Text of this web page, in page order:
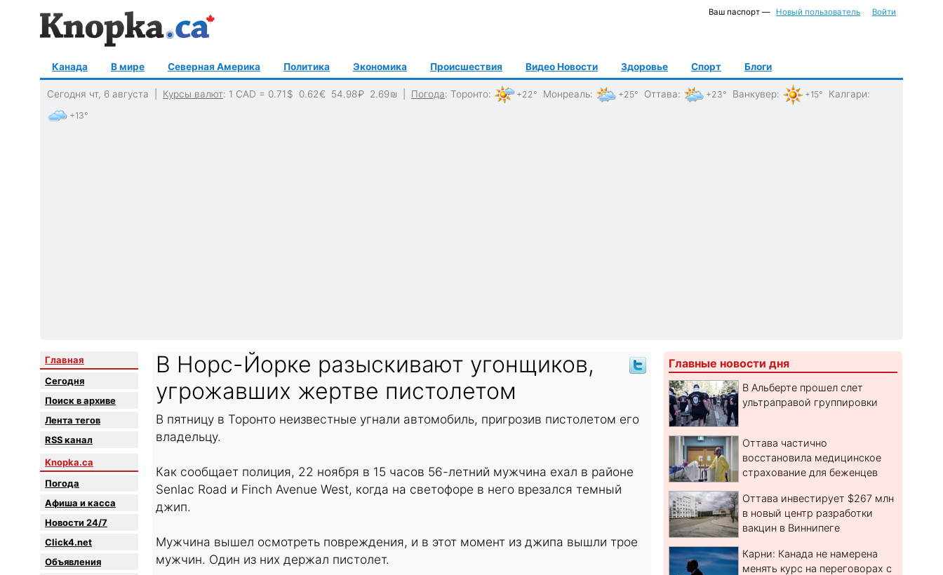
Ваш паспорт — Новый пользователь Войти
Канада В мире Северная Америка Политика Экономика Происшествия Видео Новости Здоровье Спорт Блоги
Сегодня чт, 6 августа | Курсы валют: 1 CAD = 0.71 $ 0.62€ 54.98₽ 2.69₪ Погода: Торонто: +22° Монреаль: +25° Оттава: +23° Ванкувер: +15° Калгари:
+13°
Главная
Сегодня
Поиск в архиве
Лента тегов
RSS канал
Knopka.ca
Погода
Афиша и касса
Новости 24/7
Click4.net
Объявления
В Норс-Йорке разыскивают угонщиков,
угрожавших жертве пистолетом
В пятницу в Торонто неизвестные угнали автомобиль, пригрозив пистолетом его
владельцу.
Как сообщает полиция, 22 ноября в 15 часов 56-летний мужчина ехал в районе
Senlac Road и Finch Avenue West, когда на светофоре в него врезался темный
джип.
Мужчина вышел осмотреть повреждения, и в этот момент из джипа вышли трое
мужчин. Один из них держал пистолет.
Главные новости дня
В Альберте прошел слет
ультраправой группировки
Оттава частично
восстановила медицинское
страхование для беженцев
Оттава инвестирует $267 млн
в новый центр разработки
вакцин в Виннипеге
Карни: Канада не намерена
менять курс на переговорах с